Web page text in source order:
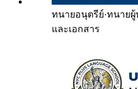
ทนายอนุตรีย์·ทนายผู้
และเอกสาร